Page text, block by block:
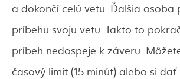
a dokončí celú vetu. Ďalšia osoba
príbehu svoju vetu. Takto to
príbeh nedospeje k záveru.
časový limit (15 minút) alebo si